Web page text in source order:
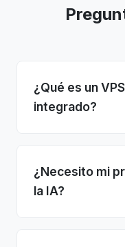
¿Qué es un
integrado?
¿Necesito mi
la IA?